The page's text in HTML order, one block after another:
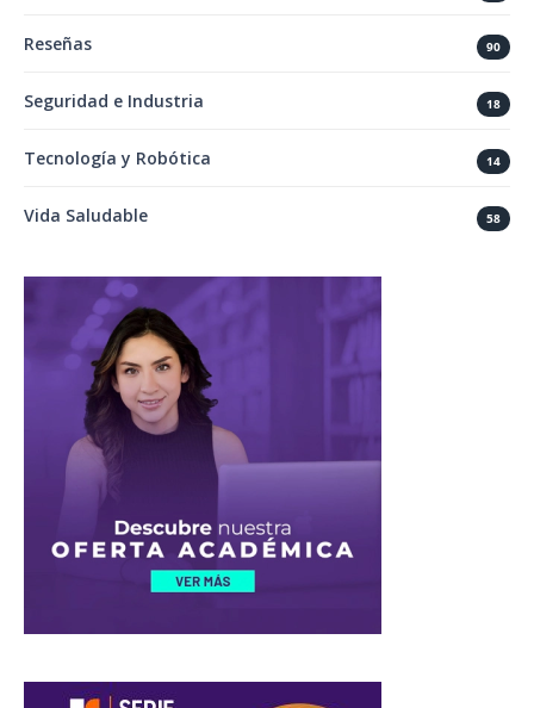
Reseñas 90
Seguridad e Industria 18
Tecnología y Robótica 14
Vida Saludable 58